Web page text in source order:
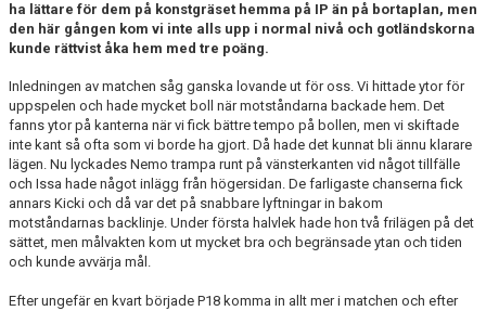
ha lättare för dem på konstgräset hemma på IP än på bortaplan, men
den här gången kom vi inte alls upp i normal nivå och gotländskorna
kunde rättvist åka hem med tre poäng.
Inledningen av matchen såg ganska lovande ut för oss. Vi hittade ytor för
uppspelen och hade mycket boll när motståndarna backade hem. Det
fanns ytor på kanterna när vi fick bättre tempo på bollen, men vi skiftade
inte kant så ofta som vi borde ha gjort. Då hade det kunnat bli ännu klarare
lägen. Nu lyckades Nemo trampa runt på vänsterkanten vid något tillfälle
och Issa hade något inlägg från högersidan. De farligaste chanserna fick
annars Kicki och då var det på snabbare lyftningar in bakom
motståndarnas backlinje. Under första halvlek hade hon två frilägen på det
sättet, men målvakten kom ut mycket bra och begränsade ytan och tiden
och kunde avvärja mål.
Efter ungefär en kvart började P18 komma in allt mer i matchen och efter